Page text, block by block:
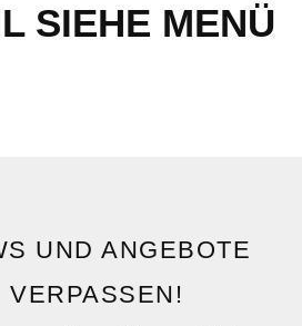
SIEHE MENÜ
UND ANGEBOTE
VERPASSEN!